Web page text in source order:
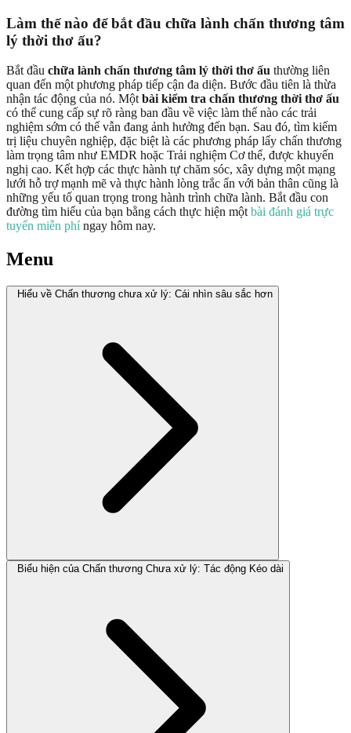
Làm thế nào để bắt đầu chữa lành chấn thương tâm
lý thời thơ ấu?
Bắt đầu chữa lành chấn thương tâm lý thời thơ ấu thường liên
quan đến một phương pháp tiếp cận đa diện. Bước đầu tiên là thừa
nhận tác động của nó. Mộtbài kiểm tra chấn thương thời thơ ấu
có thể cung cấp sự rõ ràng ban đầu về việc làm thế nào các trải
nghiệm sớm có thể vẫn đang ảnh hưởng đến bạn. Sau đó, tìm kiếm
trị liệu chuyên nghiệp, đặc biệt là các phương pháp lấy chấn thương
làm trọng tâm như EMDR hoặc Trải nghiệm Cơ thể, được khuyến
nghị cao. Kết hợp các thực hành tự chăm sóc, xây dựng một mạng
lưới hỗ trợ mạnh mẽ và thực hành lòng trắc ẩn với bản thân cũng là
những yếu tố quan trọng trong hành trình chữa lành. Bắt đầu con
đường tìm hiểu của bạn bằng cách thực hiện mộtbài đánh giá trực
tuyến miễn phíngay hôm nay.
Menu
Hiểu về Chấn thương chưa xử lý: Cái nhìn sâu sắc hơn
Biểu hiện của Chấn thương Chưa xử lý: Tác động Kéo dài